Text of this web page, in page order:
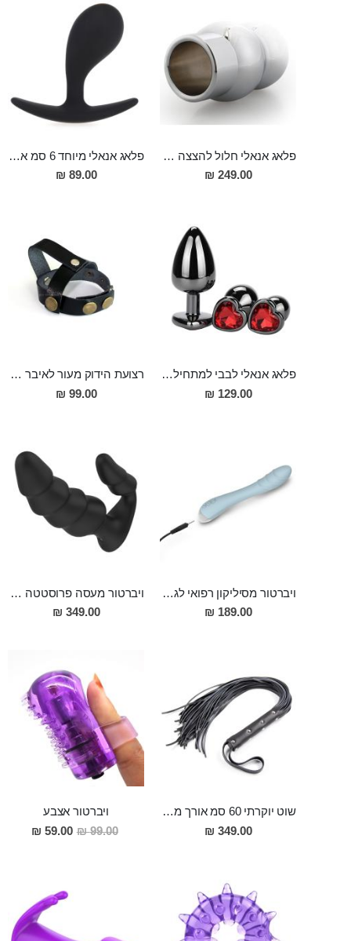
פלאג אנאלי חלול להצצה פנימה או לחוקן מפלדת על חלד, 8 ס"מ אורך,5 ס"מ רוחב, למקצוענים Homer
249.00 ₪
פלאג אנאלי מיוחד 6 סמ אורך לעיסוי פרוסטטה למתחילים מסיליקון רפואי OPS
89.00 ₪
פלאג אנאלי לבבי למתחילים 7.5 סמ אורך ו2.8 סמ רוחב, מפלדת על חלד, מושחר Warner לנשים שאוהבות אנאלי אלגנטי
129.00 ₪
רצועת הידוק מעור לאיבר המין ולאשכים למשגל ארוך ומסעיר ולזיקפה חזקה ומענגת
99.00 ₪
ויברטור מסיליקון רפואי לגירוי נקודת ה-ג FOX
189.00 ₪
ויברטור מעסה פרוסטטה וגם לחדירה כפולה סופר מפנק מסיליקון רפואי , הטענה מגנטית עם שלט DRAGON
349.00 ₪
שוט יוקרתי 60 סמ אורך מעור אמיתי Garth
349.00 ₪
ויברטור אצבע
99.00 ₪
מחיר
מבצע
59.00 ₪